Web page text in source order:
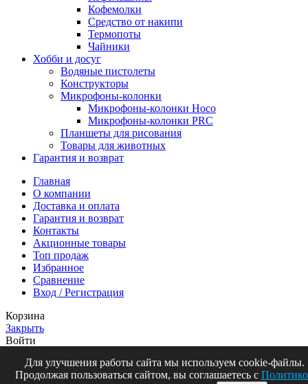
Кофемолки
Средство от накипи
Термопоты
Чайники
Хобби и досуг
Водяные пистолеты
Конструкторы
Микрофоны-колонки
Микрофоны-колонки Hoco
Микрофоны-колонки PRC
Планшеты для рисования
Товары для животных
Гарантия и возврат
Главная
О компании
Доставка и оплата
Гарантия и возврат
Контакты
Акционные товары
Топ продаж
Избранное
Сравнение
Вход / Регистрация
Корзина
Закрыть
Войти
Еще нет аккаунта?
Для улучшения работы сайта мы используем cookie-файлы.
Продолжая пользоваться сайтом, вы соглашаетесь с